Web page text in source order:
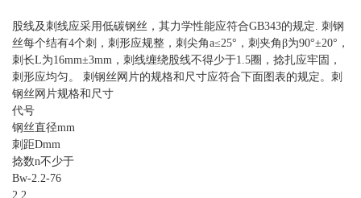
股线及刺线应采用低碳钢丝，其力学性能应符合GB343的规定. 刺钢
丝每个结有4个刺，刺形应规整，刺尖角a≤25°，刺夹角β为90°±20°，
刺长L为16mm±3mm，刺线缠绕股线不得少于1.5圈，捻扎应牢固，
刺形应均匀。 刺钢丝网片的规格和尺寸应符合下面图表的规定。刺
钢丝网片规格和尺寸
代号
钢丝直径mm
刺距Dmm
捻数n不少于
Bw-2.2-76
2.2